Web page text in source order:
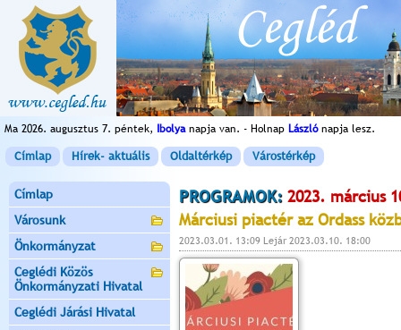
Ma 2026. augusztus 7. péntek, Ibolyanapja van. - Holnap Lászlónapja lesz.
Címlap Hírek- aktuális Oldaltérkép Várostérkép
Címlap
Városunk
Önkormányzat
Ceglédi Közös
Önkormányzati Hivatal
Ceglédi Járási Hivatal
PROGRAMOK: 2023. március
Márciusi piactér az Ordass
2023.03.01. 13:09 Lejár 2023.03.10. 18:00